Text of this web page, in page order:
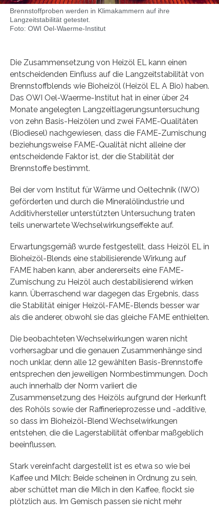
Brennstoffproben werden in Klimakammern auf ihre
Langzeitstabilität getestet.
Foto: OWI Oel-Waerme-Institut
Die Zusammensetzung von Heizöl EL kann einen
entscheidenden Einfluss auf die Langzeitstabilität von
Brennstoffblends wie Bioheizöl (Heizöl EL A Bio) haben.
Das OWI Oel-Waerme-Institut hat in einer über 24
Monate angelegten Langzeitlagerungsuntersuchung
von zehn Basis-Heizölen und zwei FAME-Qualitäten
(Biodiesel) nachgewiesen, dass die FAME-Zumischung
beziehungsweise FAME-Qualität nicht alleine der
entscheidende Faktor ist, der die Stabilität der
Brennstoffe bestimmt.
Bei der vom Institut für Wärme und Oeltechnik (IWO)
geförderten und durch die Mineralölindustrie und
Additivhersteller unterstützten Untersuchung traten
teils unerwartete Wechselwirkungseffekte auf.
Erwartungsgemäß wurde festgestellt, dass Heizöl EL in
Bioheizöl-Blends eine stabilisierende Wirkung auf
FAME haben kann, aber andererseits eine FAME-
Zumischung zu Heizöl auch destabilisierend wirken
kann. Überraschend war dagegen das Ergebnis, dass
die Stabilität einiger Heizöl-FAME-Blends besser war
als die anderer, obwohl sie das gleiche FAME enthielten.
Die beobachteten Wechselwirkungen waren nicht
vorhersagbar und die genauen Zusammenhänge sind
noch unklar, denn alle 12 gewählten Basis-Brennstoffe
entsprechen den jeweiligen Normbestimmungen. Doch
auch innerhalb der Norm variiert die
Zusammensetzung des Heizöls aufgrund der Herkunft
des Rohöls sowie der Raffinerieprozesse und -additive,
so dass im Bioheizöl-Blend Wechselwirkungen
entstehen, die die Lagerstabilität offenbar maßgeblich
beeinflussen.
Stark vereinfacht dargestellt ist es etwa so wie bei
Kaffee und Milch: Beide scheinen in Ordnung zu sein,
aber schüttet man die Milch in den Kaffee, flockt sie
plötzlich aus. Im Gemisch passen sie nicht mehr